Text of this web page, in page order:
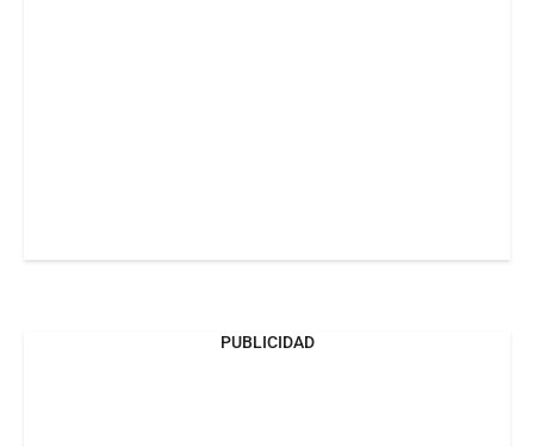
PUBLICIDAD